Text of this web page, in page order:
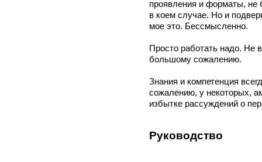
проявления и форматы, не
в коем случае. Но и
мое это. Бессмысленно.
Просто работать надо. Не
большому сожалению.
Знания и компетенция
сожалению, у некоторых,
избытке рассуждений о
Руководство